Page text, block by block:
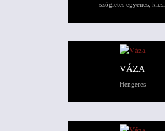
szögletes egyenes, kicsi
VÁZA
Hengeres